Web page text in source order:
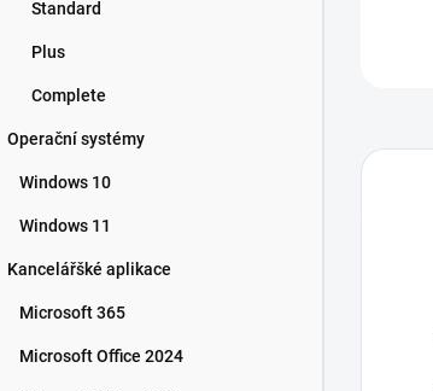
Standard
Plus
Complete
Operační systémy
Windows 10
Windows 11
Kancelářšké aplikace
Microsoft 365
Microsoft Office 2024